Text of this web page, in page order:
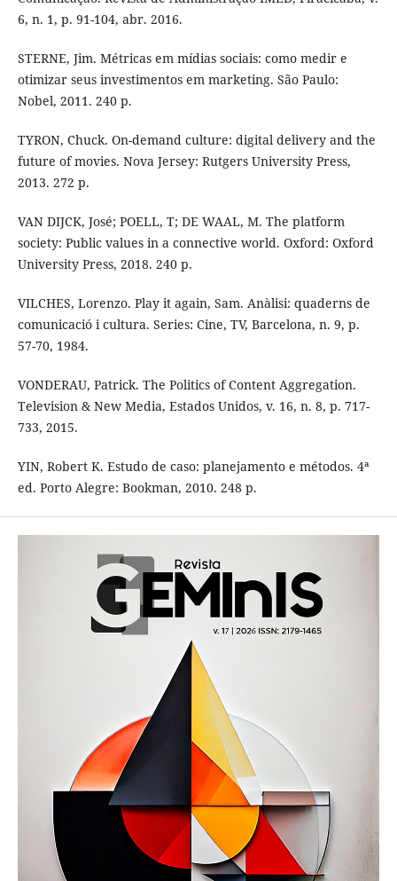
6, n. 1, p. 91-104, abr. 2016.
STERNE, Jim. Métricas em mídias sociais: como medir e
otimizar seus investimentos em marketing. São Paulo:
Nobel, 2011. 240 p.
TYRON, Chuck. On-demand culture: digital delivery and the
future of movies. Nova Jersey: Rutgers University Press,
2013. 272 p.
VAN DIJCK, José; POELL, T; DE WAAL, M. The platform
society: Public values in a connective world. Oxford: Oxford
University Press, 2018. 240 p.
VILCHES, Lorenzo. Play it again, Sam. Anàlisi: quaderns de
comunicació i cultura. Series: Cine, TV, Barcelona, n. 9, p.
57-70, 1984.
VONDERAU, Patrick. The Politics of Content Aggregation.
Television & New Media, Estados Unidos, v. 16, n. 8, p. 717-
733, 2015.
YIN, Robert K. Estudo de caso: planejamento e métodos. 4ª
ed. Porto Alegre: Bookman, 2010. 248 p.